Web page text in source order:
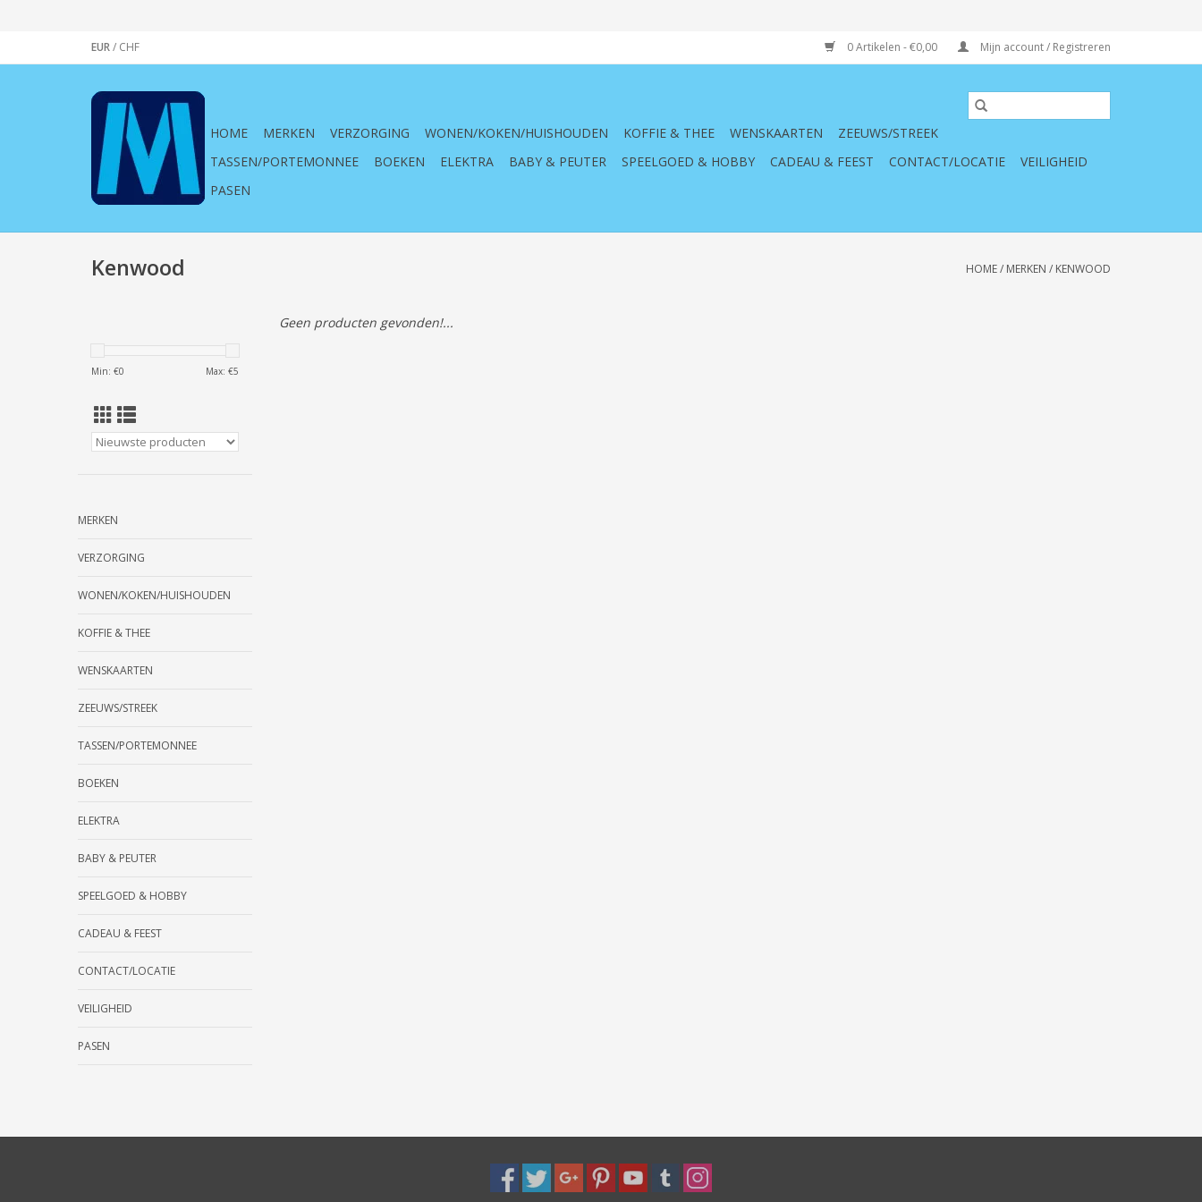
EUR/ CHF 0 Artikelen - €0,00 Mijn account / Registreren
HOME MERKEN VERZORGING WONEN/KOKEN/HUISHOUDEN KOFFIE & THEE WENSKAARTEN
ZEEUWS/STREEK
TASSEN/PORTEMONNEE
BOEKEN ELEKTRA BABY & PEUTER SPEELGOED & HOBBY CADEAU & FEEST CONTACT/LOCATIE
VEILIGHEID
PASEN
Kenwood HOME/ MERKEN / KENWOOD
Min: €0 Max: €5
MERKEN
VERZORGING
WONEN/KOKEN/HUISHOUDEN
KOFFIE & THEE
WENSKAARTEN
ZEEUWS/STREEK
TASSEN/PORTEMONNEE
BOEKEN
ELEKTRA
BABY & PEUTER
SPEELGOED & HOBBY
CADEAU & FEEST
CONTACT/LOCATIE
VEILIGHEID
PASEN
Geen producten gevonden!...